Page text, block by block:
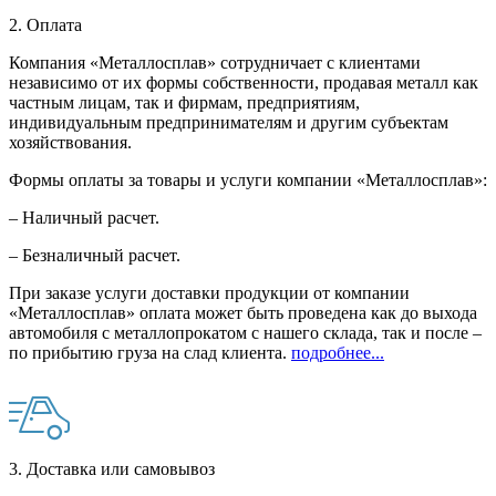
2. Оплата
Компания «Металлосплав» сотрудничает с клиентами
независимо от их формы собственности, продавая металл как
частным лицам, так и фирмам, предприятиям,
индивидуальным предпринимателям и другим субъектам
хозяйствования.
Формы оплаты за товары и услуги компании «Металлосплав»:
– Наличный расчет.
– Безналичный расчет.
При заказе услуги доставки продукции от компании
«Металлосплав» оплата может быть проведена как до выхода
автомобиля с металлопрокатом с нашего склада, так и после –
по прибытию груза на слад клиента. подробнее...
3. Доставка или самовывоз